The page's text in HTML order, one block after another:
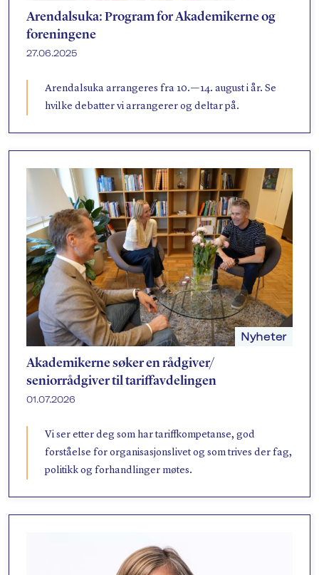
Søk
Arendalsuka: Program for Akademikerne og
foreningene
27.06.2025
Arendalsuka arrangeres fra 10. — 14. august i år. Se
hvilke debatter vi arrangerer og deltar på.
Nyheter
Akademikerne søker en rådgiver/​
seniorrådgiver til tariffavdelingen
01.07.2026
Vi ser etter deg som har tariffkompetanse, god
forståelse for organisasjonslivet og som trives der fag,
politikk og forhandlinger møtes.